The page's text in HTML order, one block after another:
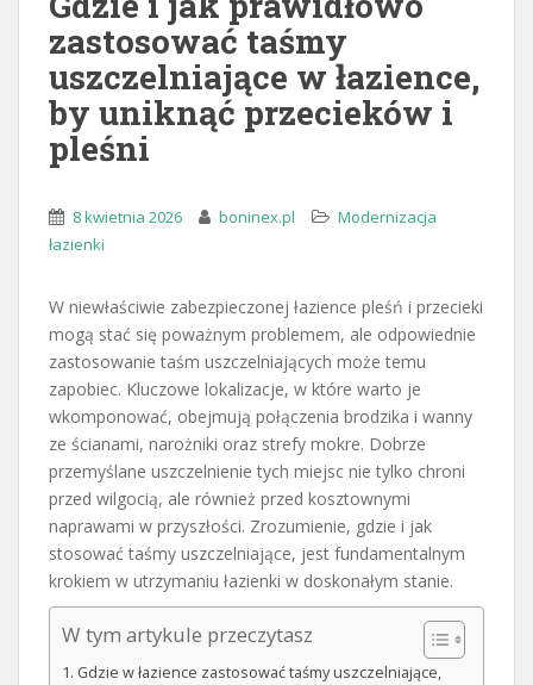
zastosować taśmy
uszczelniające w łazience,
by uniknąć przecieków i
pleśni
8 kwietnia 2026 boninex.pl
Modernizacja
łazienki
W niewłaściwie zabezpieczonej łazience pleśń i przecieki
mogą stać się poważnym problemem, ale odpowiednie
zastosowanie taśm uszczelniających może temu
zapobiec. Kluczowe lokalizacje, w które warto je
wkomponować, obejmują połączenia brodzika i wanny
ze ścianami, narożniki oraz strefy mokre. Dobrze
przemyślane uszczelnienie tych miejsc nie tylko chroni
przed wilgocią, ale również przed kosztownymi
naprawami w przyszłości. Zrozumienie, gdzie i jak
stosować taśmy uszczelniające, jest fundamentalnym
krokiem w utrzymaniu łazienki w doskonałym stanie.
W tym artykule przeczytasz
Gdzie w łazience zastosować taśmy uszczelniające,